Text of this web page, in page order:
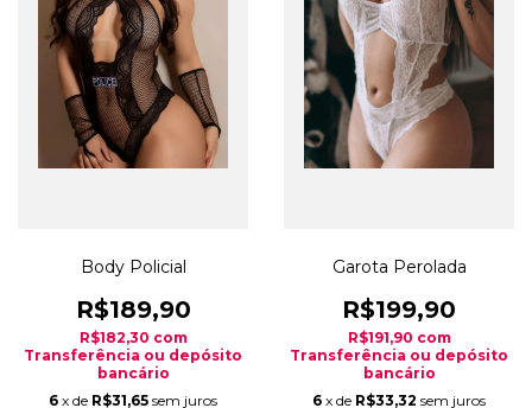
Body Policial
R$189,90
R$182,30 com
Transferência ou depósito
bancário
6 x de R$31,65 sem juros
Garota Perolada
R$199,90
R$191,90 com
Transferência ou depósito
bancário
6 x de R$33,32 sem juros